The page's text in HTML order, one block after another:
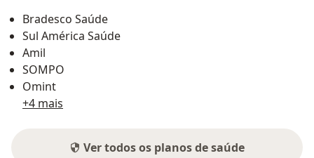
Bradesco Saúde
Sul América Saúde
Amil
SOMPO
Omint
+4 mais
Ver todos os planos de saúde